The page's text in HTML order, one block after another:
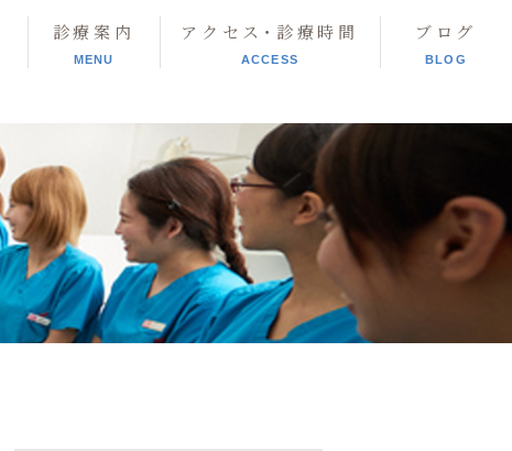
診療案内
MENU
アクセス･診療時間
ACCESS
ブログ
BLOG